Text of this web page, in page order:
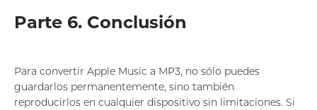
Parte 6. Conclusión
Para convertir Apple Music a MP3, no sólo puedes
guardarlos permanentemente, sino también
reproducirlos en cualquier dispositivo sin limitaciones. Si